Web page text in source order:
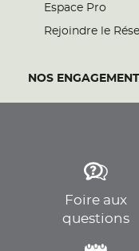
Espace Pro
Rejoindre le
NOS
Foire aux
questions